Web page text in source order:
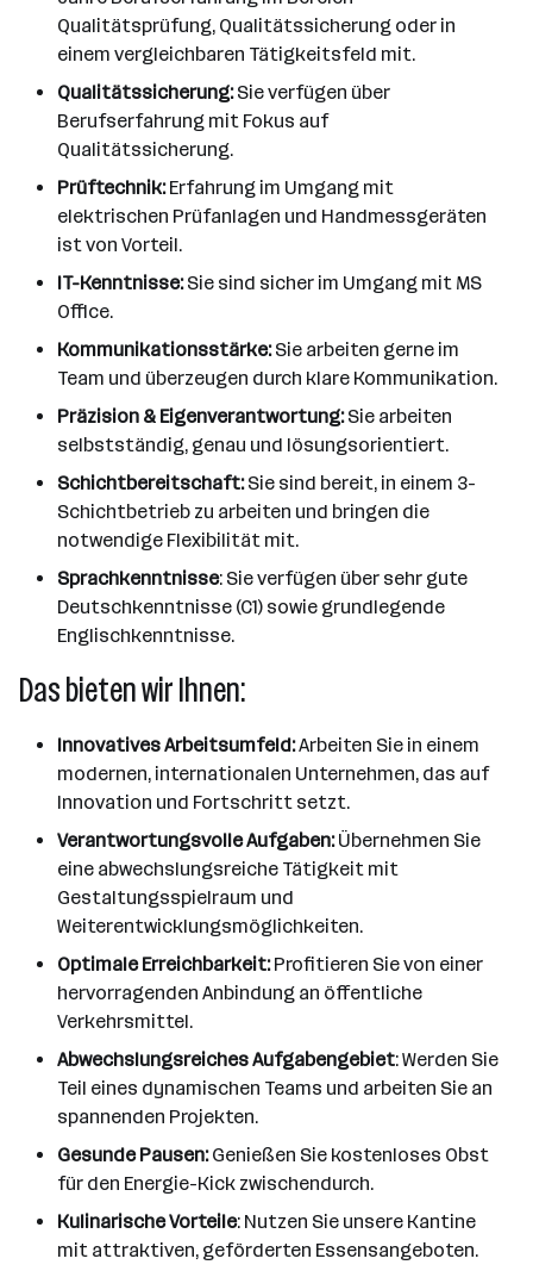
Qualitätsprüfung, Qualitätssicherung oder in
einem vergleichbaren Tätigkeitsfeld mit.
Qualitätssicherung:Sie verfügen über
Berufserfahrung mit Fokus auf
Qualitätssicherung.
Prüftechnik:Erfahrung im Umgang mit
elektrischen Prüfanlagen und Handmessgeräten
ist von Vorteil.
IT-Kenntnisse:Sie sind sicher im Umgang mit MS
Office.
Kommunikationsstärke:Sie arbeiten gerne im
Team und überzeugen durch klare Kommunikation.
Präzision & Eigenverantwortung:Sie arbeiten
selbstständig, genau und lösungsorientiert.
Schichtbereitschaft:Sie sind bereit, in einem 3-
Schichtbetrieb zu arbeiten und bringen die
notwendige Flexibilität mit.
Sprachkenntnisse: Sie verfügen über sehr gute
Deutschkenntnisse (C1) sowie grundlegende
Englischkenntnisse.
Das bieten wir Ihnen:
Innovatives Arbeitsumfeld:Arbeiten Sie in einem
modernen, internationalen Unternehmen, das auf
Innovation und Fortschritt setzt.
Verantwortungsvolle Aufgaben:Übernehmen Sie
eine abwechslungsreiche Tätigkeit mit
Gestaltungsspielraum und
Weiterentwicklungsmöglichkeiten.
Optimale Erreichbarkeit:Profitieren Sie von einer
hervorragenden Anbindung an öffentliche
Verkehrsmittel.
Abwechslungsreiches Aufgabengebiet: Werden Sie
Teil eines dynamischen Teams und arbeiten Sie an
spannenden Projekten.
Gesunde Pausen:Genießen Sie kostenloses Obst
für den Energie-Kick zwischendurch.
Kulinarische Vorteile: Nutzen Sie unsere Kantine
mit attraktiven, geförderten Essensangeboten.